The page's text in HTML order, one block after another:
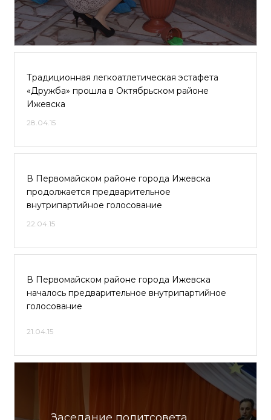
Традиционная легкоатлетическая эстафета
«Дружба» прошла в Октябрьском районе
Ижевска
28.04.15
В Первомайском районе города Ижевска
продолжается предварительное
внутрипартийное голосование
22.04.15
В Первомайском районе города Ижевска
началось предварительное внутрипартийное
голосование
21.04.15